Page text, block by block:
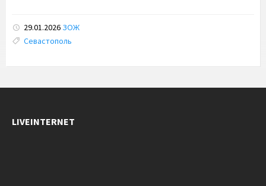
29.01.2026 ЗОЖ
Tags:
Севастополь
LIVEINTERNET